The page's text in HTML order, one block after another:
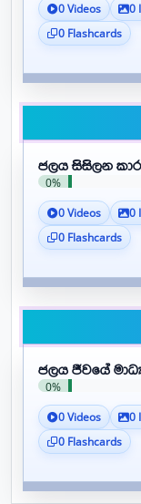
0 Videos 0
0 Flashcards
ජලය සිසිලන
0%
0 Videos 0
0 Flashcards
ජලය ජීවයේ
0%
0 Videos 0
0 Flashcards